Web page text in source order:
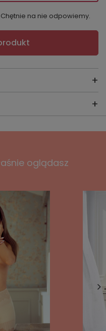
na nie odpowiemy.
FASHION
5% elastan
powinna mieć w
jeden komplet
nasza najnowsza
miłośniczek
odcień
róż to kolory, w
Sprawią, że
tylko wygodny i
opinię
5/5
oglądasz